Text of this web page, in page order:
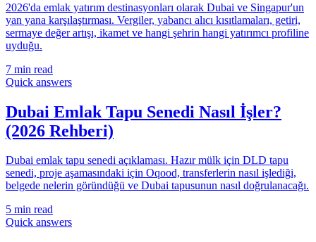
2026'da emlak yatırım destinasyonları olarak Dubai ve Singapur'un
yan yana karşılaştırması. Vergiler, yabancı alıcı kısıtlamaları, getiri,
sermaye değer artışı, ikamet ve hangi şehrin hangi yatırımcı profiline
uyduğu.
7 min read
Quick answers
Dubai Emlak Tapu Senedi Nasıl İşler?
(2026 Rehberi)
Dubai emlak tapu senedi açıklaması. Hazır mülk için DLD tapu
senedi, proje aşamasındaki için Oqood, transferlerin nasıl işlediği,
belgede nelerin göründüğü ve Dubai tapusunun nasıl doğrulanacağı.
5 min read
Quick answers